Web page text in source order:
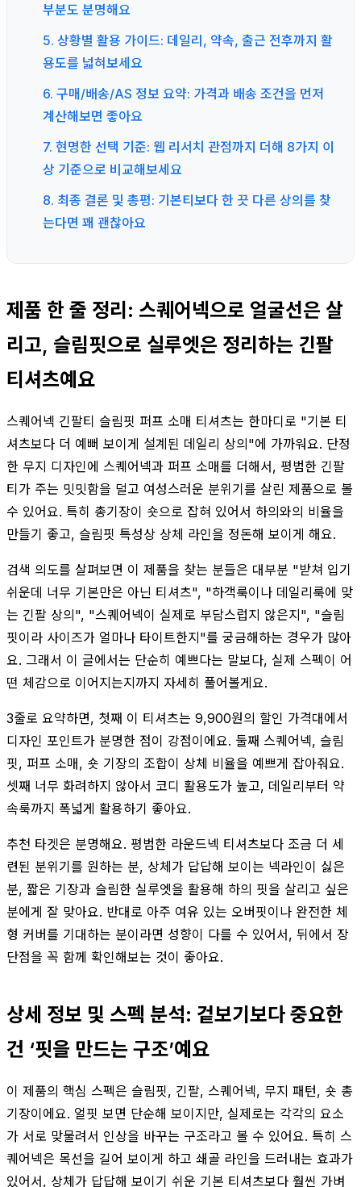
부분도 분명해요
5. 상황별 활용 가이드: 데일리, 약속, 출근 전후까지 활
용도를 넓혀보세요
6. 구매/배송/AS 정보 요약: 가격과 배송 조건을 먼저
계산해보면 좋아요
7. 현명한 선택 기준: 웹 리서치 관점까지 더해 8가지 이
상 기준으로 비교해보세요
8. 최종 결론 및 총평: 기본티보다 한 끗 다른 상의를 찾
는다면 꽤 괜찮아요
제품 한 줄 정리: 스퀘어넥으로 얼굴선은 살
리고, 슬림핏으로 실루엣은 정리하는 긴팔
티셔츠예요
스퀘어넥 긴팔티 슬림핏 퍼프 소매 티셔츠는 한마디로 "기본 티
셔츠보다 더 예뻐 보이게 설계된 데일리 상의"에 가까워요. 단정
한 무지 디자인에 스퀘어넥과 퍼프 소매를 더해서, 평범한 긴팔
티가 주는 밋밋함을 덜고 여성스러운 분위기를 살린 제품으로 볼
수 있어요. 특히 총기장이 숏으로 잡혀 있어서 하의와의 비율을
만들기 좋고, 슬림핏 특성상 상체 라인을 정돈해 보이게 해요.
검색 의도를 살펴보면 이 제품을 찾는 분들은 대부분 "받쳐 입기
쉬운데 너무 기본만은 아닌 티셔츠", "하객룩이나 데일리룩에 맞
는 긴팔 상의", "스퀘어넥이 실제로 부담스럽지 않은지", "슬림
핏이라 사이즈가 얼마나 타이트한지"를 궁금해하는 경우가 많아
요. 그래서 이 글에서는 단순히 예쁘다는 말보다, 실제 스펙이 어
떤 체감으로 이어지는지까지 자세히 풀어볼게요.
3줄로 요약하면, 첫째 이 티셔츠는 9,900원의 할인 가격대에서
디자인 포인트가 분명한 점이 강점이에요. 둘째 스퀘어넥, 슬림
핏, 퍼프 소매, 숏 기장의 조합이 상체 비율을 예쁘게 잡아줘요.
셋째 너무 화려하지 않아서 코디 활용도가 높고, 데일리부터 약
속룩까지 폭넓게 활용하기 좋아요.
추천 타겟은 분명해요. 평범한 라운드넥 티셔츠보다 조금 더 세
련된 분위기를 원하는 분, 상체가 답답해 보이는 넥라인이 싫은
분, 짧은 기장과 슬림한 실루엣을 활용해 하의 핏을 살리고 싶은
분에게 잘 맞아요. 반대로 아주 여유 있는 오버핏이나 완전한 체
형 커버를 기대하는 분이라면 성향이 다를 수 있어서, 뒤에서 장
단점을 꼭 함께 확인해보는 것이 좋아요.
상세 정보 및 스펙 분석: 겉보기보다 중요한
건 ‘핏을 만드는 구조’예요
이 제품의 핵심 스펙은 슬림핏, 긴팔, 스퀘어넥, 무지 패턴, 숏 총
기장이에요. 얼핏 보면 단순해 보이지만, 실제로는 각각의 요소
가 서로 맞물려서 인상을 바꾸는 구조라고 볼 수 있어요. 특히 스
퀘어넥은 목선을 길어 보이게 하고 쇄골 라인을 드러내는 효과가
있어서, 상체가 답답해 보이기 쉬운 기본 티셔츠보다 훨씬 가벼